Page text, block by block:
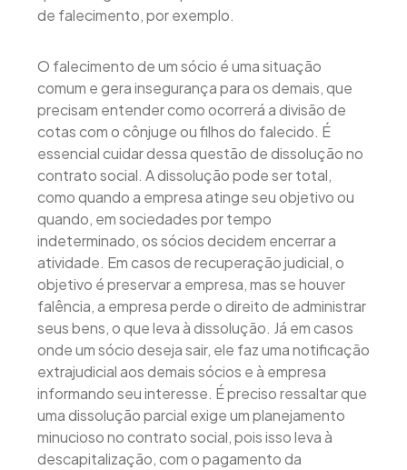
de falecimento, por exemplo.
O falecimento de um sócio é uma situação
comum e gera insegurança para os demais, que
precisam entender como ocorrerá a divisão de
cotas com o cônjuge ou filhos do falecido. É
essencial cuidar dessa questão de dissolução no
contrato social. A dissolução pode ser total,
como quando a empresa atinge seu objetivo ou
quando, em sociedades por tempo
indeterminado, os sócios decidem encerrar a
atividade. Em casos de recuperação judicial, o
objetivo é preservar a empresa, mas se houver
falência, a empresa perde o direito de administrar
seus bens, o que leva à dissolução. Já em casos
onde um sócio deseja sair, ele faz uma notificação
extrajudicial aos demais sócios e à empresa
informando seu interesse. É preciso ressaltar que
uma dissolução parcial exige um planejamento
minucioso no contrato social, pois isso leva à
descapitalização, com o pagamento da